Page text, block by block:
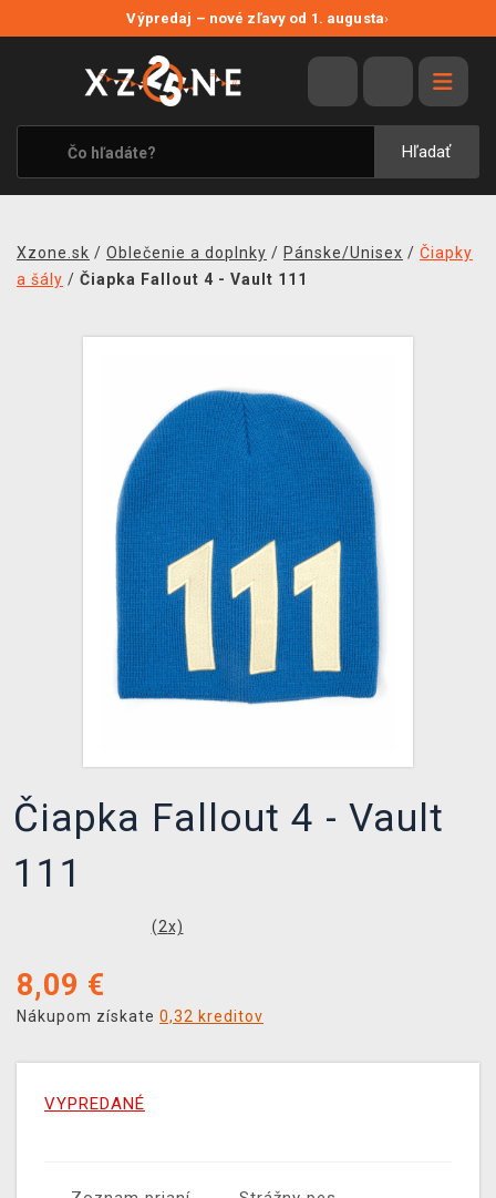
Výpredaj – nové zľavy od 1. augusta›
Hľadať
VÝPREDAJ
VIDEOHRY
XZONE ORIGINALS
TEMATIKY
MERCHANDISE
XZONE KLUB
Xzone.sk / Oblečenie a doplnky / Pánske/Unisex / Čiapky
a šály / Čiapka Fallout 4 - Vault 111
Čiapka Fallout 4 - Vault
111
(2x)
8,09 €
Nákupom získate 0,32 kreditov
VYPREDANÉ